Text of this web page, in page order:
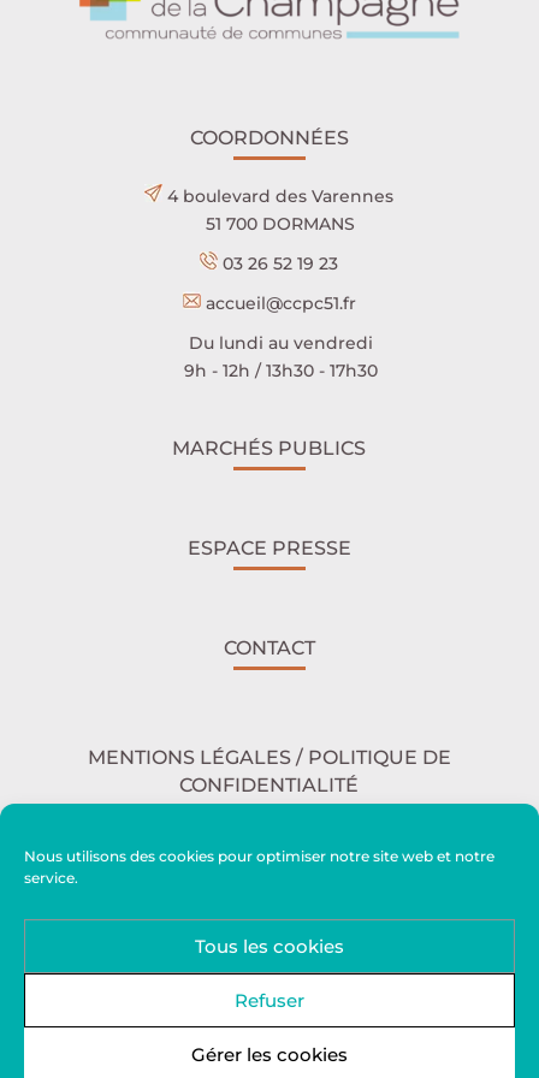
Nous utilisons des cookies pour optimiser notre site web et notre
service.
Tous les cookies
Refuser
Gérer les cookies
COORDONNÉES
4 boulevard des Varennes
51 700 DORMANS
03 26 52 19 23
accueil@ccpc51.fr
Du lundi au vendredi
9h - 12h / 13h30 - 17h30
MARCHÉS PUBLICS
ESPACE PRESSE
CONTACT
MENTIONS LÉGALES / POLITIQUE DE
CONFIDENTIALITÉ